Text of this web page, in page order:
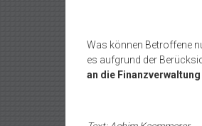
Was können Betroffene
es aufgrund der
an die